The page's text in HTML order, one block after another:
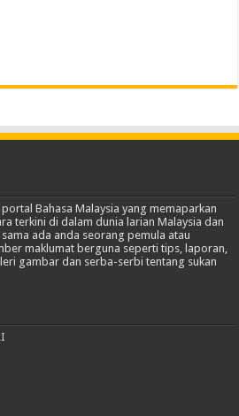
Bahasa Malaysia yang memaparkan
terkini di dalam dunia larian Malaysia dan
ada anda seorang pemula atau
maklumat berguna seperti tips, laporan,
gambar dan serba-serbi tentang sukan